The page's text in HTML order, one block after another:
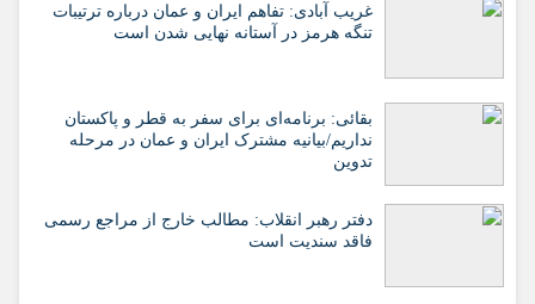
غریب آبادی: تفاهم ایران و عمان درباره ترتیبات
تنگه هرمز در آستانه نهایی شدن است
بقائی: برنامه‌ای برای سفر به قطر و پاکستان
نداریم/بیانیه مشترک ایران و عمان در مرحله
تدوین
دفتر رهبر انقلاب: مطالب خارج از مراجع رسمی
فاقد سندیت است